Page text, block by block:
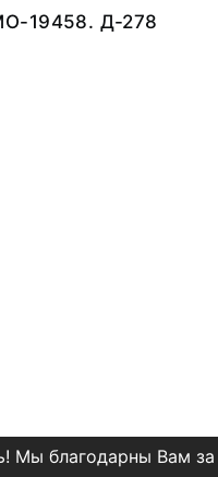
19458. Д-278
Мы благодарны Вам